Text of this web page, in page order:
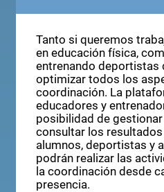
Tanto si queremos
en educación física,
entrenando deportistas
optimizar todos los
coordinación. La
educadores y
posibilidad de
consultar los
alumnos, deportistas y
podrán realizar las
la coordinación desde
presencia.